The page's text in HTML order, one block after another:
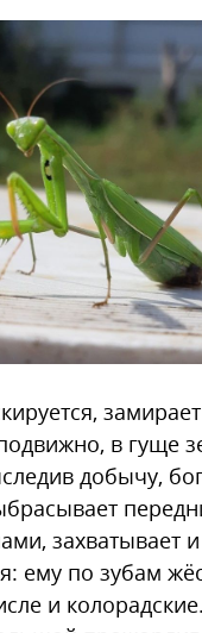
в гуще
добычу,
захватывает
ему по зубам
и